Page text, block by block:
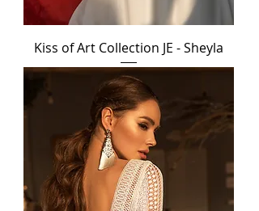
Kiss of Art Collection JE - Sheyla